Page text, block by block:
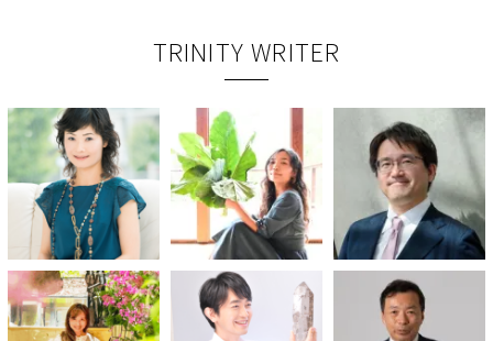
TRINITY WRITER